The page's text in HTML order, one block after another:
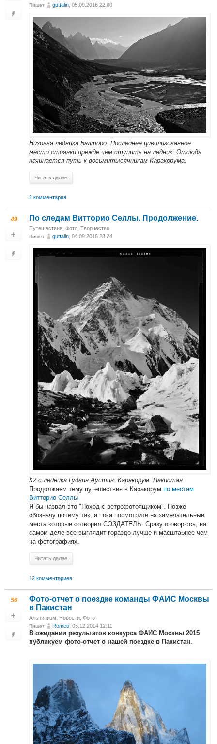
Пишет guttalin , 05.09.2016 22:00
Низовья ледника Балторо. Последнее цивилизованное
место стоянки прежде чем ступить на ледник. Отсюда
начинается путь к восьмитысячникам Каракорума.
Читать далее
2 комментария
49 По следам Витторио Селлы. Продолжение.
Путешествия Фото Творчество
Пишет guttalin , 04.09.2016 23:24
К2 с ледника Гудвин Аустин. Каракорум. Пакистан
Продолжаем тему путешествия в Каракорум по местам
Витторио Селлы
Я бы назвал это "Поход с ретрофотоящиком". Позже
обозначу почему так, а пока посмотрите на замечательные
места которые сотворил СОЗДАТЕЛЬ. Сразу оговорюсь, на
самом деле все выглядит гораздо лучше и масштабнее чем
на фотографиях.
Читать далее
12 комментариев
56
Фото-отчет о поездке команды ФАИС Москвы
в Пакистан
Альпинизм Новости Фото
Пишет Romeo , 05.12.2014 12:11
В ожидании результатов конкурса ФАИС Москвы 2015
публикуем фото-отчет о нашей поездке в Пакистан.